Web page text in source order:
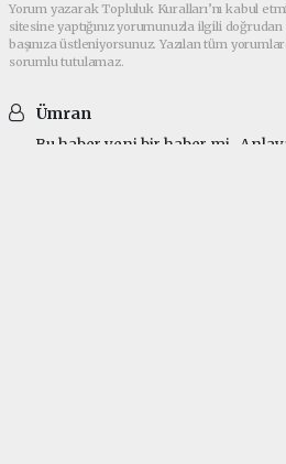
Yorum yazarak Topluluk Kuralları’nı kabul
sitesine yaptığınız yorumunuzla ilgili
başınıza üstleniyorsunuz. Yazılan tüm
sorumlu tutulamaz.
Ümran
Bu haber yeni bir haber mi..